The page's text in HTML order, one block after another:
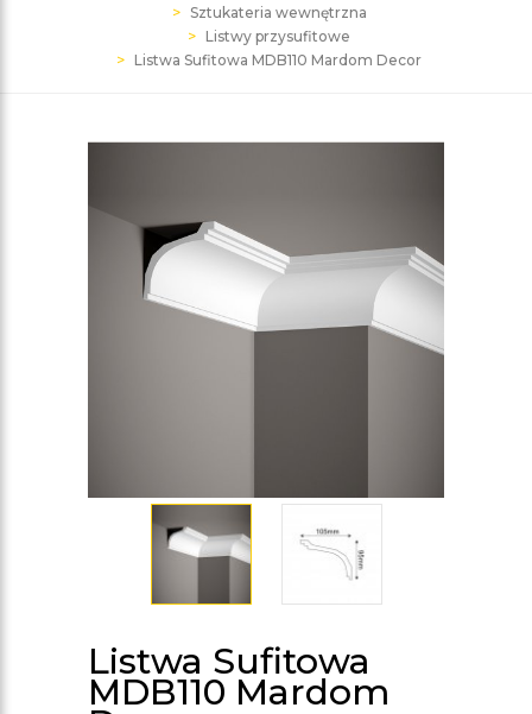
Sztukateria wewnętrzna
Listwy przysufitowe
Listwa Sufitowa MDB110 Mardom Decor
Listwa Sufitowa
MDB110 Mardom